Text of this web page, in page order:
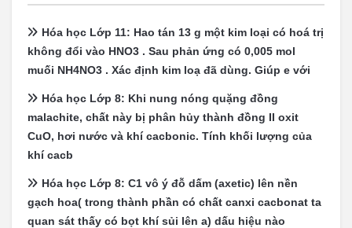
Hóa học Lớp 11: Hao tán 13 g một kim loại có hoá trị
không đổi vào HNO3 . Sau phản ứng có 0,005 mol
muối NH4NO3 . Xác định kim loạ đã dùng. Giúp e với
Hóa học Lớp 8: Khi nung nóng quặng đồng
malachite, chất này bị phân hủy thành đồng II oxit
CuO, hơi nước và khí cacbonic. Tính khối lượng của
khí cacb
Hóa học Lớp 8: C1 vô ý đỗ dấm (axetic) lên nền
gạch hoa( trong thành phần có chất canxi cacbonat ta
quan sát thấy có bọt khí sủi lên a) dấu hiệu nào